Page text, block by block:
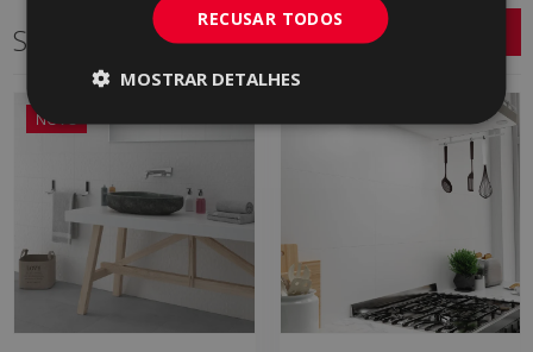
Séries relacionadas
NOVO
RECUSAR TODOS
MOSTRAR DETALHES